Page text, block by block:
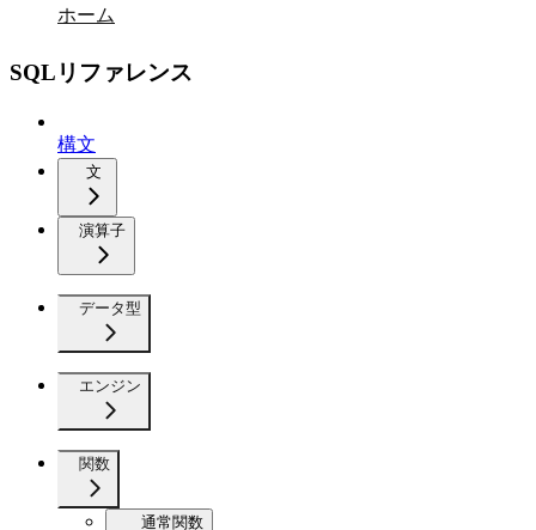
ホーム
SQLリファレンス
構文
文
演算子
データ型
エンジン
関数
通常関数